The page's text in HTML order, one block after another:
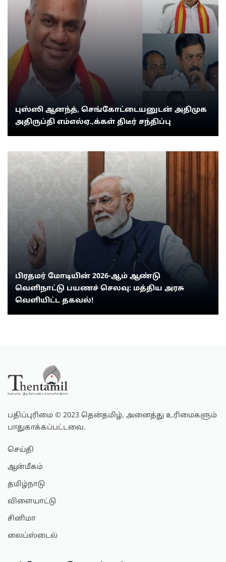
புஸ்ஸி ஆனந்த், செங்கோட்டையனுடன் அதிமுக
அதிருப்தி எம்எல்ஏ.,க்கள் திடீர் சந்திப்பு
பிரதமர் மோடியின் 2026-ஆம் ஆண்டு
வெளிநாட்டு பயணச் செலவு: மத்திய அரசு
வெளியிட்ட தகவல்!
பதிப்புரிமை © 2023 தென்தமிழ், அனைத்து உரிமைகளும்
பாதுகாக்கப்பட்டவை.
செய்தி
ஆன்மீகம்
தமிழ்நாடு
விளையாட்டு
சினிமா
லைப்ஸ்டைல்